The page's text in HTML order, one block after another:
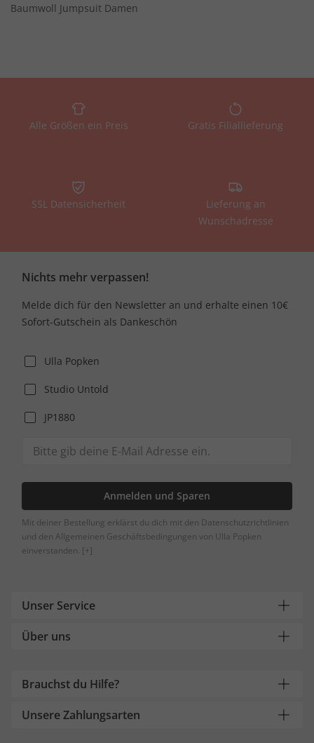
Baumwoll Jumpsuit Damen
Alle Größen ein Preis Gratis Filiallieferung
SSL Datensicherheit
Lieferung an
Wunschadresse
Nichts mehr verpassen!
Melde dich für den Newsletter an und erhalte einen 10€
Sofort-Gutschein als Dankeschön
Ulla Popken
Studio Untold
JP1880
Anmelden und Sparen
Mit deiner Bestellung erklärst du dich mit den Datenschutzrichtlinien
und den Allgemeinen Geschäftsbedingungen von Ulla Popken
einverstanden. [+]
Unser Service
Über uns
Brauchst du Hilfe?
Unsere Zahlungsarten